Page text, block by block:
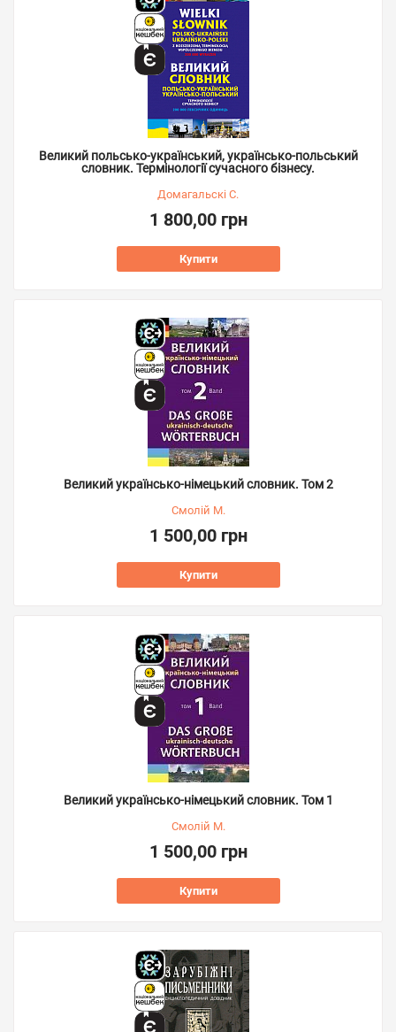
Великий польсько-український, українсько-польський
словник. Термінології сучасного бізнесу.
Домагальскі С.
1 800,00 грн
Купити
Великий українсько-німецький словник. Том 2
Смолій М.
1 500,00 грн
Купити
Великий українсько-німецький словник. Том 1
Смолій М.
1 500,00 грн
Купити